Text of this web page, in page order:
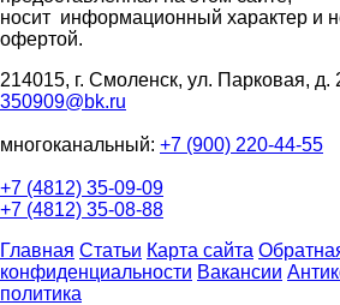
носит информационный характер и
офертой.
214015, г. Смоленск, ул. Парковая, д.
350909@bk.ru
многоканальный: +7 (900) 220-44-55
+7 (4812) 35-09-09
+7 (4812) 35-08-88
Главная Статьи Карта сайта
конфиденциальности Вакансии
политика